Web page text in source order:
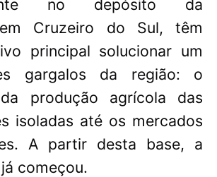
no depósito da
Cruzeiro do Sul, têm
principal solucionar um
gargalos da região: o
produção agrícola das
isoladas até os mercados
A partir desta base, a
começou.